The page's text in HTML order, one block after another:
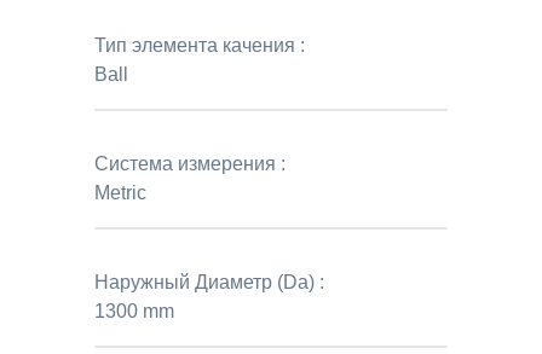
Тип элемента качения :
Ball
Система измерения :
Metric
Наружный Диаметр (Da) :
1300 mm